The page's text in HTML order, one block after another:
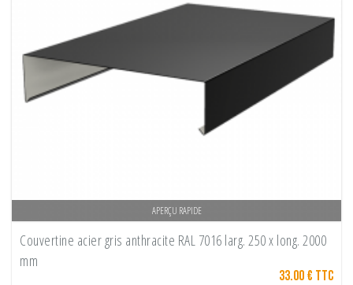
APERÇU RAPIDE
Couvertine acier gris anthracite RAL 7016 larg. 250 x long. 2000
mm
33.00 € TTC